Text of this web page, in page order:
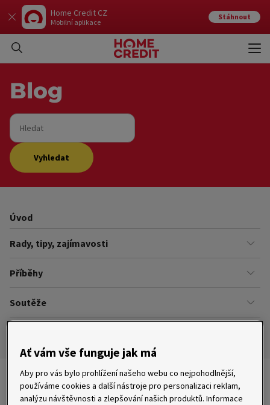
Home Credit CZ
Mobilní aplikace
Stáhnout
Blog
Hledat
Vyhledat
Úvod
Rady, tipy, zajímavosti
Finance
Příběhy
Našich zákazníků
Ze života v Home Creditu
Soutěže
Pravidla soutěží
Nejnovější články
Ať vám vše funguje jak má
Aby pro vás bylo prohlížení našeho webu co nejpohodlnější,
používáme cookies a další nástroje pro personalizaci reklam,
analýzu návštěvnosti a zlepšování našich produktů. Informace